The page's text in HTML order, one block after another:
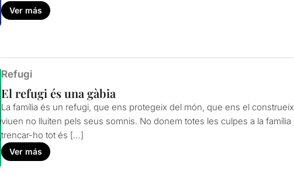
Ver más
Refugi
El refugi és una gàbia
La família és un refugi, que ens protegeix del món, que ens el
viuen no lluiten pels seus somnis. No donem totes les culpes a la
trencar-ho tot és […]
Ver más